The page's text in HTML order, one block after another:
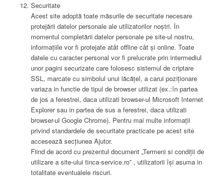
Securitate
Acest site adoptă toate măsurile de securitate necesare
protejării datelor personale ale utilizatorilor noștri. În
momentul completării datelor personale pe site-ul nostru,
informațiile vor fi protejate atât offline cât și online. Toate
datele cu caracter personal vor fi prelucrate prin intermediul
unor pagini securizate care folosesc sistemul de criptare
SSL, marcate cu simbolul unui lăcățel, a carui poziționare
variaza in functie de tipul de browser utilizat (ex.:în partea
de jos a ferestrei, daca utilizati browser-ul Microsoft Internet
Explorer sau in partea de sus a ferestrei, daca utilizati
browser-ul Google Chrome). Pentru mai multe informații
privind standardele de securitate practicate pe acest site
accesează secțiunea Ajutor.
Fiind de acord cu prezentul document „Termeni si condiții de
utilizare a site-ului tinca-service.ro” , utilizatorii își asuma in
totalitate eventualele riscuri.